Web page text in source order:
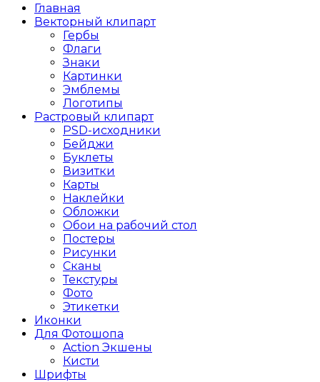
Главная
Векторный клипарт
Гербы
Флаги
Знаки
Картинки
Эмблемы
Логотипы
Растровый клипарт
PSD-исходники
Бейджи
Буклеты
Визитки
Карты
Наклейки
Обложки
Обои на рабочий стол
Постеры
Рисунки
Сканы
Текстуры
Фото
Этикетки
Иконки
Для Фотошопа
Action Экшены
Кисти
Шрифты